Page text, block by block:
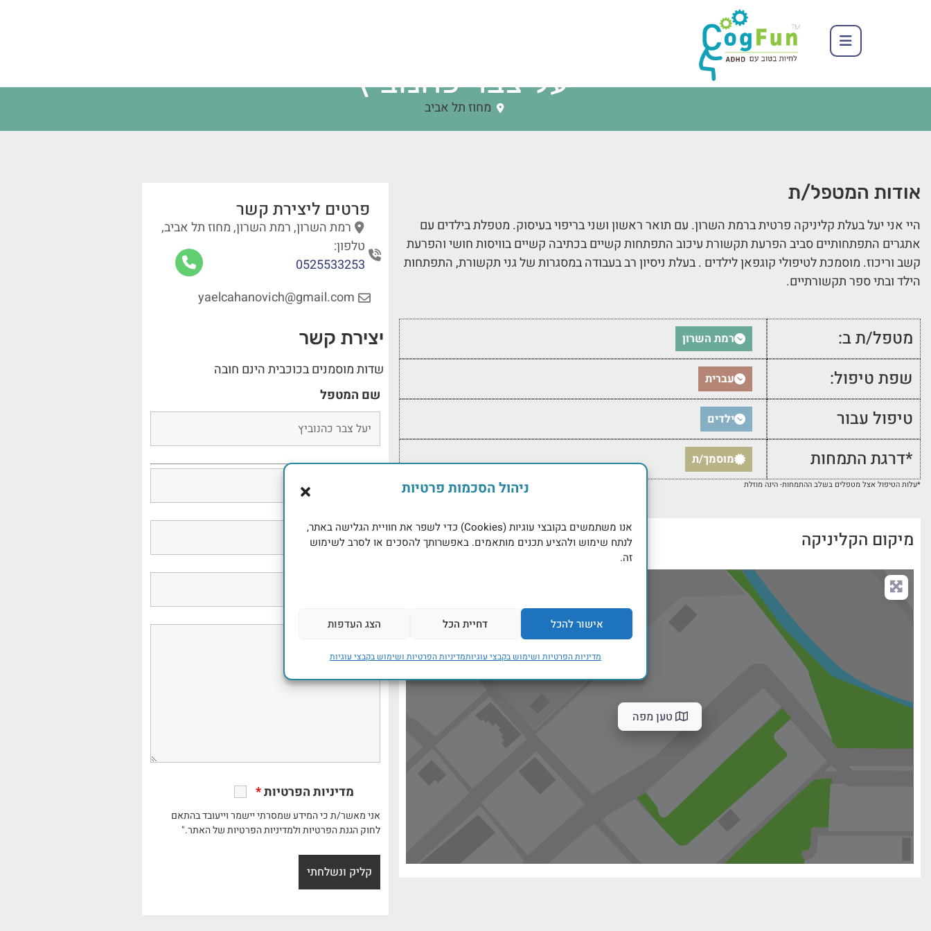
ניהול הסכמות פרטיות
אנו משתמשים בקובצי עוגיות (Cookies) כדי לשפר את חוויית הגלישה באתר,
לנתח שימוש ולהציע תכנים מותאמים. באפשרותך להסכים או לסרב לשימוש
זה.
אישור להכל דחיית הכל הצג העדפות
מדיניות הפרטיות ושימוש בקבצי עוגיותמדיניות הפרטיות ושימוש בקבצי עוגיות
יעל צבר כהנוביץ
מחוז תל אביב
אודות המטפל/ת
היי אני יעל בעלת קליניקה פרטית ברמת השרון. עם תואר ראשון ושני בריפוי בעיסוק. מטפלת בילדים עם
אתגרים התפתחותיים סביב הפרעת תקשורת עיכוב התפתחות קשיים בכתיבה קשיים בוויסות חושי והפרעת
קשב וריכוז. מוסמכת לטיפולי קוגפאן לילדים . בעלת ניסיון רב בעבודה במסגרות של גני תקשורת, התפתחות
הילד ובתי ספר תקשורתיים.
מטפל/ת ב: רמת השרון
שפת טיפול: עברית
טיפול עבור ילדים
*דרגת התמחות מוסמך/ת
*עלות הטיפול אצל מטפלים בשלב ההתמחות- הינה מוזלת
מיקום הקליניקה
טען מפה
פרטים ליצירת קשר
רמת השרון, רמת השרון, מחוז תל אביב,
טלפון:
0525533253
yaelcahanovich@gmail.com
יצירת קשר
שדות מוסמנים בכוכבית הינם חובה
שם המטפל
מדיניות הפרטיות*
אני מאשר/ת כי המידע שמסרתי יישמר וייעובד בהתאם
לחוק הגנת הפרטיות ולמדיניות הפרטיות של האתר."